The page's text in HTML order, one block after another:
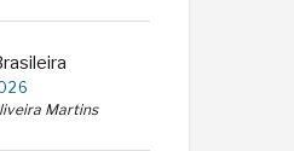
Martins